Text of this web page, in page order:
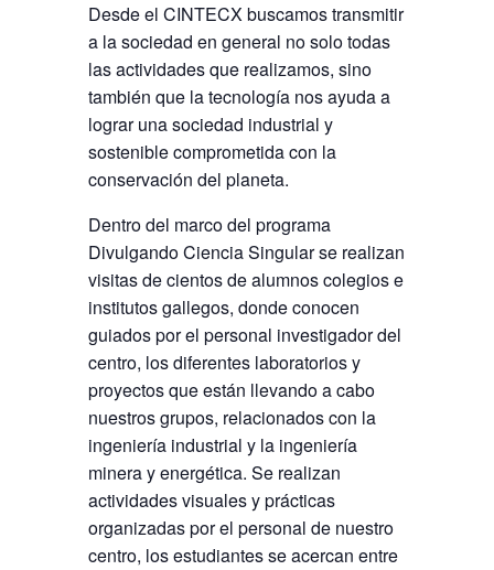
Desde el CINTECX buscamos transmitir
a la sociedad en general no solo todas
las actividades que realizamos, sino
también que la tecnología nos ayuda a
lograr una sociedad industrial y
sostenible comprometida con la
conservación del planeta.
Dentro del marco del programa
Divulgando Ciencia Singular se realizan
visitas de cientos de alumnos colegios e
institutos gallegos, donde conocen
guiados por el personal investigador del
centro, los diferentes laboratorios y
proyectos que están llevando a cabo
nuestros grupos, relacionados con la
ingeniería industrial y la ingeniería
minera y energética. Se realizan
actividades visuales y prácticas
organizadas por el personal de nuestro
centro, los estudiantes se acercan entre